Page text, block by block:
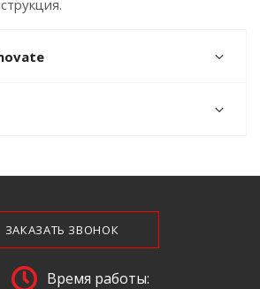
ЗАКАЗАТЬ ЗВОНОК
Время работы: